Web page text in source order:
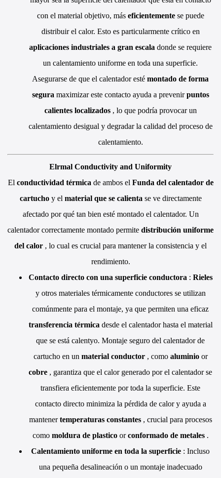
con el material objetivo, más eficientemente se puede
distribuir el calor. Esto es particularmente crítico en
aplicaciones industriales a gran escala donde se requiere
un calentamiento uniforme en toda una superficie.
Asegurarse de que el calentador esté montado de forma
segura maximizar este contacto ayuda a prevenirpuntos
calientes localizados , lo que podría provocar un
calentamiento desigual y degradar la calidad del proceso de
calentamiento.
Elrmal Conductivity and Uniformity
El conductividad térmica de ambos el Funda del calentador de
cartucho y el material que se calienta se ve directamente
afectado por qué tan bien esté montado el calentador. Un
calentador correctamente montado permite distribución uniforme
del calor , lo cual es crucial para mantener la consistencia y el
rendimiento.
Contacto directo con una superficie conductora : Rieles
y otros materiales térmicamente conductores se utilizan
comúnmente para el montaje, ya que permiten una eficaz
transferencia térmica desde el calentador hasta el material
que se está calentyo. Montaje seguro del calentador de
cartucho en un material conductor , como aluminio or
cobre , garantiza que el calor generado por el calentador se
transfiera eficientemente por toda la superficie. Este
contacto directo minimiza la pérdida de calor y ayuda a
mantenertemperaturas constantes , crucial para procesos
como moldura de plastico orconformado de metales .
Calentamiento uniforme en toda la superficie : Incluso
una pequeña desalineación o un montaje inadecuado